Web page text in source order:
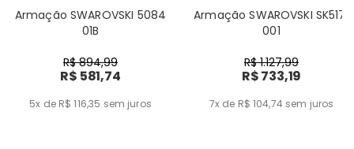
Armação SWAROVSKI 5084
01B
R$ 894,99
R$ 581,74
5x de R$ 116,35 sem juros
Armação SWAROVSKI SK5171
001
R$ 1.127,99
R$ 733,19
7x de R$ 104,74 sem juros